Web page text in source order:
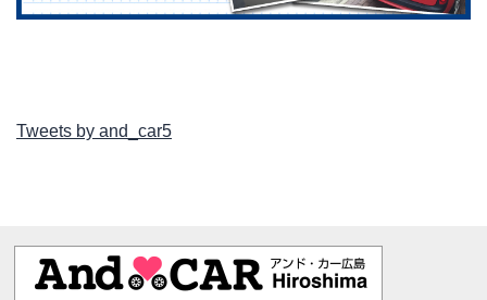
Tweets by and_car5